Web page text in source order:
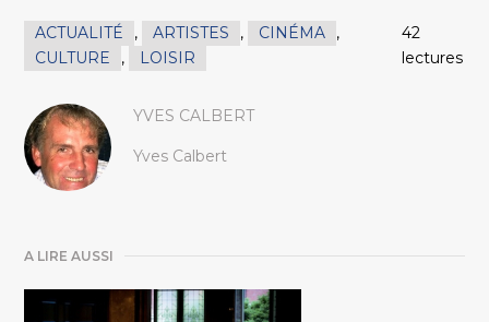
ACTUALITÉ , ARTISTES , CINÉMA
,
CULTURE
, LOISIR
42
lectures
YVES CALBERT
Yves Calbert
A LIRE AUSSI